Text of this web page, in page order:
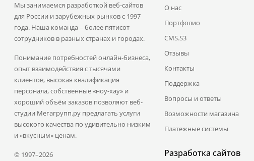
Мы занимаемся разработкой веб-сайтов
для России и зарубежных рынков с 1997
года. Наша команда – более пятисот
сотрудников в разных странах и городах.
Понимание потребностей онлайн-бизнеса,
опыт взаимодействия с тысячами
клиентов, высокая квалификация
персонала, собственные «ноу-хау» и
хороший объём заказов позволяют веб-
студии Мегагрупп.ру предлагать услуги
высокого качества по удивительно низким
и «вкусным» ценам.
© 1997–2026
О нас
Портфолио
CMS.S3
Отзывы
Контакты
Поддержка
Вопросы и ответы
Возможности магазина
Платежные системы
Разработка сайтов